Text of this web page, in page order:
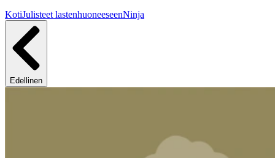
KotiJulisteet lastenhuoneeseenNinja
Edellinen